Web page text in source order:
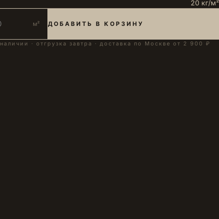
20 кг/м²
м² ДОБАВИТЬ В КОРЗИНУ
· отгрузка завтра · доставка по Москве от 2 900 ₽